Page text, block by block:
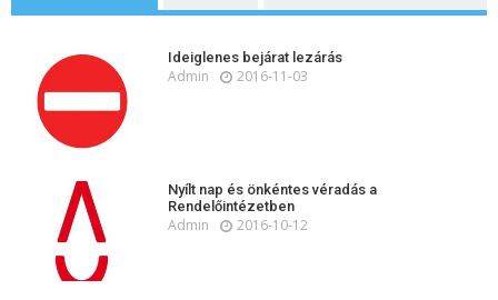
Ideiglenes bejárat lezárás
Admin 2016-11-03
Nyílt nap és önkéntes véradás a
Rendelőintézetben
Admin 2016-10-12